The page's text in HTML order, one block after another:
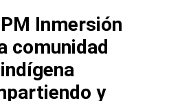
comunidad
indígena
y